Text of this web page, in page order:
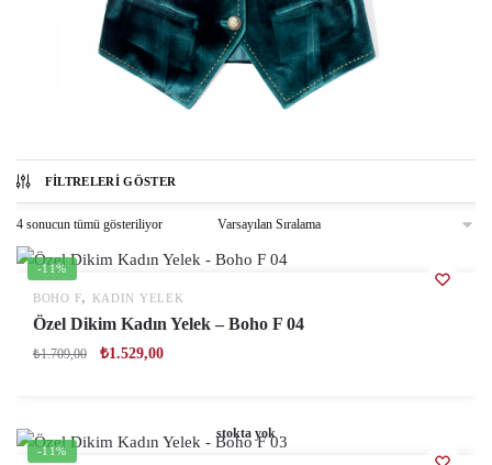
FILTRELERI GÖSTER
4 sonucun tümü gösteriliyor
-11%
BOHO F, KADIN YELEK
Özel Dikim Kadın Yelek – Boho F 04
₺1.709,00 ₺1.529,00
-11%
stokta yok